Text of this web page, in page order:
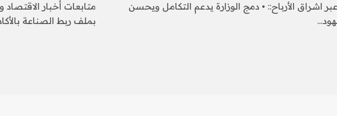
اشراق الأرباح:: • دمج الوزارة يدعم التكامل ويحسن
متابعات أخبار
بملف ربط الصناعة